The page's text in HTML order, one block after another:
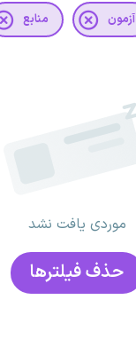
آزمون منابع
موردی یافت نشد
حذف فیلتر‌ها